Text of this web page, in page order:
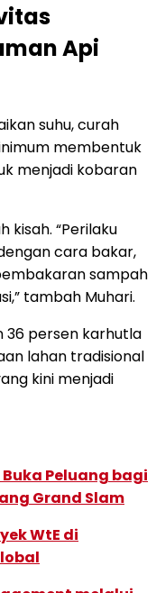
Api
suhu, curah
membentuk
menjadi kobaran
kisah. “Perilaku
cara bakar,
sampah
tambah Muhari.
36 persen karhutla
lahan tradisional
kini menjadi
Buka Peluang bagi
Grand Slam
WtE di